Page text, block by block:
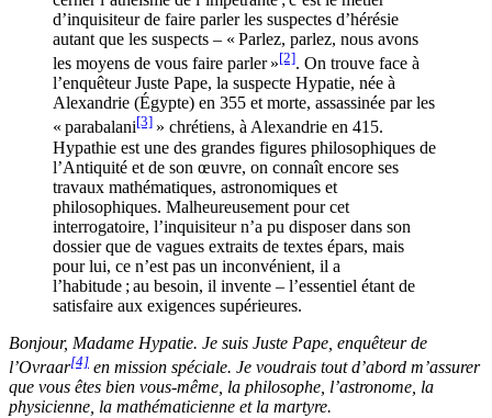
d’inquisiteur de faire parler les suspectes d’hérésie
autant que les suspects – « Parlez, parlez, nous avons
les moyens de vous faire parler »[2]. On trouve face à
l’enquêteur Juste Pape, la suspecte Hypatie, née à
Alexandrie (Égypte) en 355 et morte, assassinée par les
« parabalani[3] » chrétiens, à Alexandrie en 415.
Hypathie est une des grandes figures philosophiques de
l’Antiquité et de son œuvre, on connaît encore ses
travaux mathématiques, astronomiques et
philosophiques. Malheureusement pour cet
interrogatoire, l’inquisiteur n’a pu disposer dans son
dossier que de vagues extraits de textes épars, mais
pour lui, ce n’est pas un inconvénient, il a
l’habitude ; au besoin, il invente – l’essentiel étant de
satisfaire aux exigences supérieures.
Bonjour, Madame Hypatie. Je suis Juste Pape, enquêteur de
l’Ovraar[4] en mission spéciale. Je voudrais tout d’abord m’assurer
que vous êtes bien vous-même, la philosophe, l’astronome, la
physicienne, la mathématicienne et la martyre.